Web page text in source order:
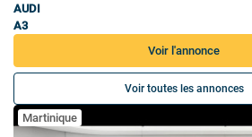
AUDI
A3
Voir l'annonce
Voir toutes les annonces
Martinique